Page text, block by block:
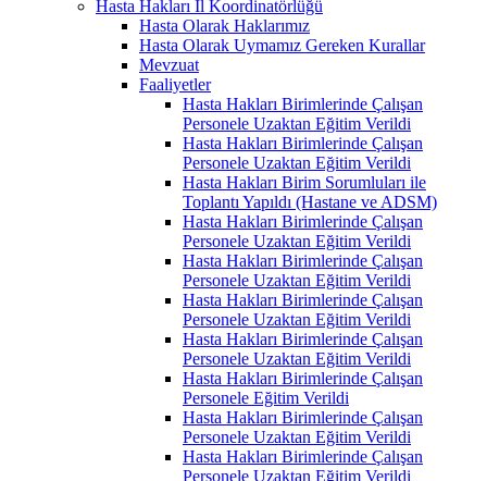
Hasta Hakları İl Koordinatörlüğü
Hasta Olarak Haklarımız
Hasta Olarak Uymamız Gereken Kurallar
Mevzuat
Faaliyetler
Hasta Hakları Birimlerinde Çalışan
Personele Uzaktan Eğitim Verildi
Hasta Hakları Birimlerinde Çalışan
Personele Uzaktan Eğitim Verildi
Hasta Hakları Birim Sorumluları ile
Toplantı Yapıldı (Hastane ve ADSM)
Hasta Hakları Birimlerinde Çalışan
Personele Uzaktan Eğitim Verildi
Hasta Hakları Birimlerinde Çalışan
Personele Uzaktan Eğitim Verildi
Hasta Hakları Birimlerinde Çalışan
Personele Uzaktan Eğitim Verildi
Hasta Hakları Birimlerinde Çalışan
Personele Uzaktan Eğitim Verildi
Hasta Hakları Birimlerinde Çalışan
Personele Eğitim Verildi
Hasta Hakları Birimlerinde Çalışan
Personele Uzaktan Eğitim Verildi
Hasta Hakları Birimlerinde Çalışan
Personele Uzaktan Eğitim Verildi